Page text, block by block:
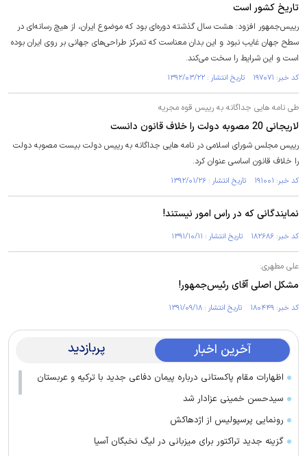
تاریخ کشور است
رییس‌جمهور افزود: هشت سال گذشته دوره‌ای بود که موضوع ایران، از هیچ رسانه‌ای در
سطح جهان غایب نبود و این بدان معناست که تمرکز طراحی‌های جهانی بر روی ایران بوده
است و این شرایط را سخت می‌کند.
کد خبر: ۱۹۷۰۷۱ تاریخ انتشار : ۱۳۹۲/۰۳/۲۲
طی نامه هایی جداگانه به رییس قوه مجریه
لاریجانی 20 مصوبه دولت را خلاف قانون دانست
رییس مجلس شورای اسلامی در نامه هایی جداگانه به رییس دولت بیست مصوبه دولت
را خلاف قانون اساسی عنوان کرد.
کد خبر: ۱۹۱۰۰۱ تاریخ انتشار : ۱۳۹۲/۰۱/۲۶
نمایندگانی که در راس امور نیستند!
کد خبر: ۱۸۲۶۸۶ تاریخ انتشار : ۱۳۹۱/۱۰/۱۱
علی مطهری:
مشکل اصلی آقای رئیس‌جمهور!
کد خبر: ۱۸۰۴۴۹ تاریخ انتشار : ۱۳۹۱/۰۹/۱۸
آخرین اخبار پربازدید
اظهارات مقام پاکستانی درباره پیمان دفاعی جدید با ترکیه و عربستان
سیدحسن خمینی عزادار شد
رونمایی پرسپولیس از اژدهاکش
گزینه جدید تراکتور برای میزبانی در لیگ نخبگان آسیا